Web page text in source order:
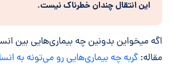
این انتقال چندان خطرناک نیست.
اگه میخواین بدونین چه بیماری‌هایی بین
مقاله: گربه چه بیماری‌هایی رو می‌تونه به